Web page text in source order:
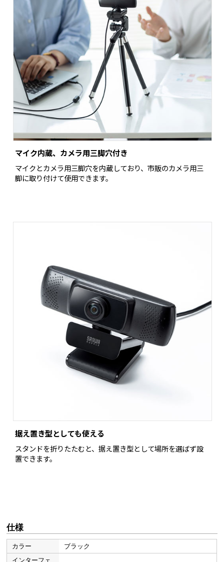
マイク内蔵、カメラ用三脚穴付き
マイクとカメラ用三脚穴を内蔵しており、市販のカメラ用三
脚に取り付けて使用できます。
据え置き型としても使える
スタンドを折りたたむと、据え置き型として場所を選ばず設
置できます。
仕様
カラー
ブラック
インターフェ